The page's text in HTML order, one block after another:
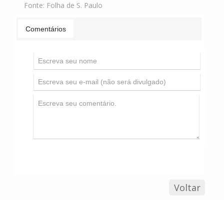
Fonte: Folha de S. Paulo
Comentários
Voltar